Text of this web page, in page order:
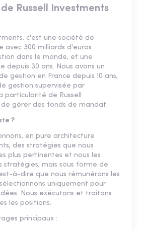
Russell Investments
c'est une société de
avec 300 milliards d'euros
dans le monde, et une
depuis 30 ans. Nous avons un
gestion en France depuis 10 ans,
gestion supervisée par
particularité de Russell
de gérer des fonds de mandat.
?
en pure architecture
des stratégies que nous
plus pertinentes et nous les
stratégies, mais sous forme de
à-dire que nous rémunérons les
uniquement pour
Nous exécutons et traitons
les positions.
principaux :